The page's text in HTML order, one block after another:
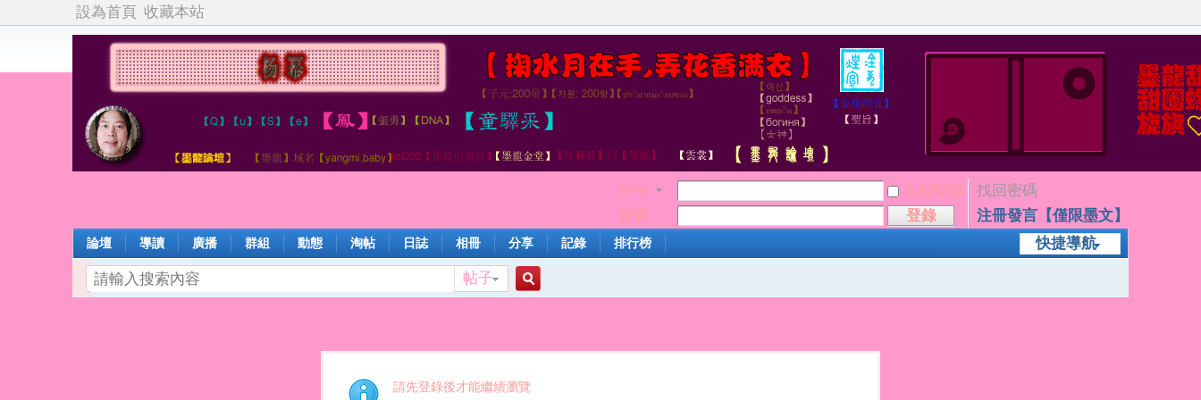
設為首頁 收藏本站
用戶名 自動登錄
找回密碼
密碼
登錄
注冊發言【僅限墨文】
快捷導航
論壇 導讀 廣播 群組 動態 淘帖 日誌 相冊 分享 記錄 排行榜
帖子
索
請先登錄後才能繼續瀏覽